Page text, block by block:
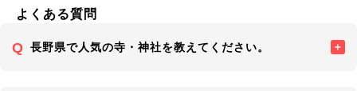
よくある質問
長野県で人気の寺・神社を教えてください。